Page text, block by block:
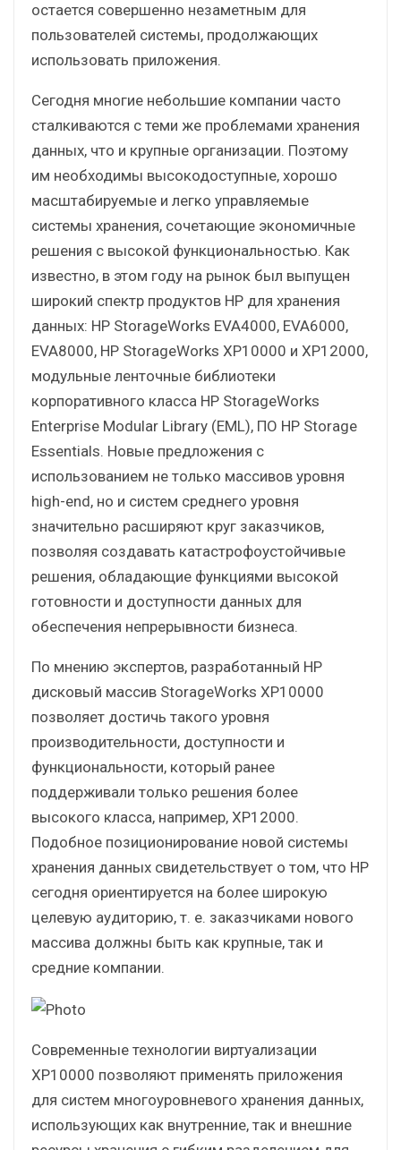
остается совершенно незаметным для
пользователей системы, продолжающих
использовать приложения.
Сегодня многие небольшие компании часто
сталкиваются с теми же проблемами хранения
данных, что и крупные организации. Поэтому
им необходимы высокодоступные, хорошо
масштабируемые и легко управляемые
системы хранения, сочетающие экономичные
решения с высокой функциональностью. Как
известно, в этом году на рынок был выпущен
широкий спектр продуктов HP для хранения
данных: HP StorageWorks EVA4000, EVA6000,
EVA8000, HP StorageWorks XP10000 и XP12000,
модульные ленточные библиотеки
корпоративного класса HP StorageWorks
Enterprise Modular Library (EML), ПО HP Storage
Essentials. Новые предложения с
использованием не только массивов уровня
high-end, но и систем среднего уровня
значительно расширяют круг заказчиков,
позволяя создавать катастрофоустойчивые
решения, обладающие функциями высокой
готовности и доступности данных для
обеспечения непрерывности бизнеса.
По мнению экспертов, разработанный HP
дисковый массив StorageWorks XP10000
позволяет достичь такого уровня
производительности, доступности и
функциональности, который ранее
поддерживали только решения более
высокого класса, например, XP12000.
Подобное позиционирование новой системы
хранения данных свидетельствует о том, что HP
сегодня ориентируется на более широкую
целевую аудиторию, т. е. заказчиками нового
массива должны быть как крупные, так и
средние компании.
Современные технологии виртуализации
XP10000 позволяют применять приложения
для систем многоуровневого хранения данных,
использующих как внутренние, так и внешние